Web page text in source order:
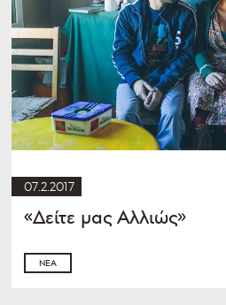
07.2.2017
«Δείτε μας Αλλιώς»
ΝΈΑ